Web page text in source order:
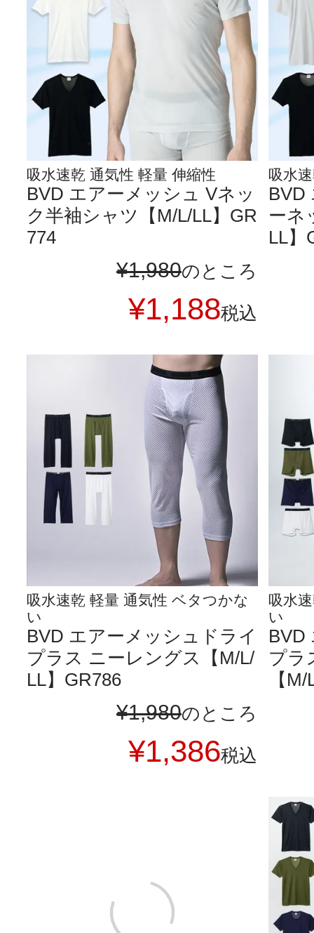
吸水速乾 通気性 軽量 伸縮性
BVD エアーメッシュ Vネッ
ク半袖シャツ【M/L/LL】GR
774
¥1,980のところ
¥1,188税込
吸水
BVD
ーネ
LL】
吸水速乾 軽量 通気性 ベタつかな
い
BVD エアーメッシュドライ
プラス ニーレングス【M/L/
LL】GR786
¥1,980のところ
¥1,386税込
吸水
い
BVD
プラ
【